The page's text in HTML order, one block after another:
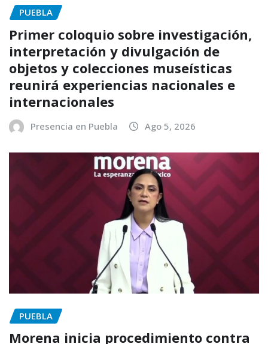
PUEBLA
Primer coloquio sobre investigación,
interpretación y divulgación de
objetos y colecciones museísticas
reunirá experiencias nacionales e
internacionales
Presencia en Puebla Ago 5, 2026
PUEBLA
Morena inicia procedimiento contra